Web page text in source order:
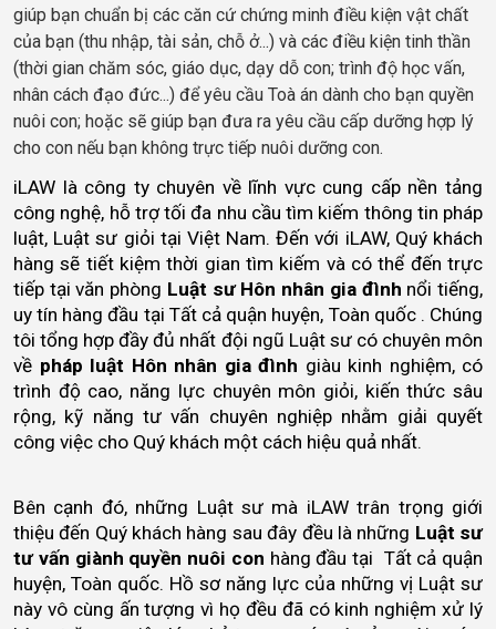
giúp bạn chuẩn bị các căn cứ chứng minh điều kiện vật chất
của bạn (thu nhập, tài sản, chỗ ở...) và các điều kiện tinh thần
(thời gian chăm sóc, giáo dục, dạy dỗ con; trình độ học vấn,
nhân cách đạo đức...) để yêu cầu Toà án dành cho bạn quyền
nuôi con; hoặc sẽ giúp bạn đưa ra yêu cầu cấp dưỡng hợp lý
cho con nếu bạn không trực tiếp nuôi dưỡng con.
iLAW là công ty chuyên về lĩnh vực cung cấp nền tảng
công nghệ, hỗ trợ tối đa nhu cầu tìm kiếm thông tin pháp
luật, Luật sư giỏi tại Việt Nam. Đến với iLAW, Quý khách
hàng sẽ tiết kiệm thời gian tìm kiếm và có thể đến trực
tiếp tại văn phòng Luật sư Hôn nhân gia đình nổi tiếng,
uy tín hàng đầu tại Tất cả quận huyện, Toàn quốc . Chúng
tôi tổng hợp đầy đủ nhất đội ngũ Luật sư có chuyên môn
về pháp luật Hôn nhân gia đình giàu kinh nghiệm, có
trình độ cao, năng lực chuyên môn giỏi, kiến thức sâu
rộng, kỹ năng tư vấn chuyên nghiệp nhằm giải quyết
công việc cho Quý khách một cách hiệu quả nhất.
Bên cạnh đó, những Luật sư mà iLAW trân trọng giới
thiệu đến Quý khách hàng sau đây đều là những Luật sư
tư vấn giành quyền nuôi con hàng đầu tại  Tất cả quận
huyện, Toàn quốc. Hồ sơ năng lực của những vị Luật sư
này vô cùng ấn tượng vì họ đều đã có kinh nghiệm xử lý